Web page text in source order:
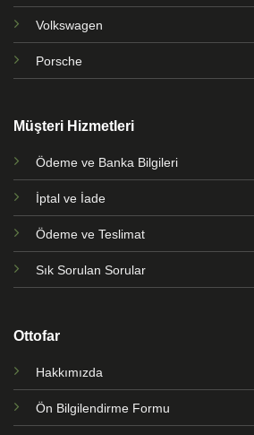
Volkswagen
Porsche
Müşteri Hizmetleri
Ödeme ve Banka Bilgileri
İptal ve İade
Ödeme ve Teslimat
Sık Sorulan Sorular
Ottofar
Hakkımızda
Ön Bilgilendirme Formu